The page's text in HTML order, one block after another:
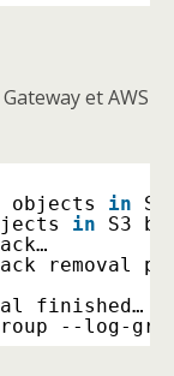
et AWS
objects in
in
S3
removal
finished…
--log-